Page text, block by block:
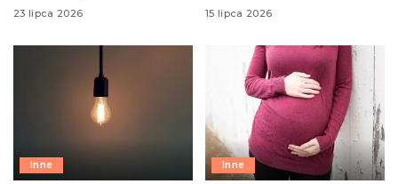
23 lipca 2026 15 lipca 2026
Inne Inne